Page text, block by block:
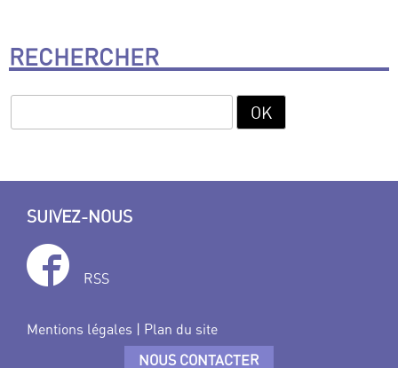
RECHERCHER
SUIVEZ-NOUS
RSS
Mentions légales | Plan du site
NOUS CONTACTER